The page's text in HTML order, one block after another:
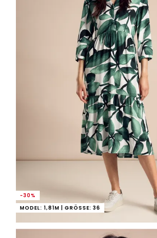
-30%
MODEL: 1,81M | GRÖSSE: 36